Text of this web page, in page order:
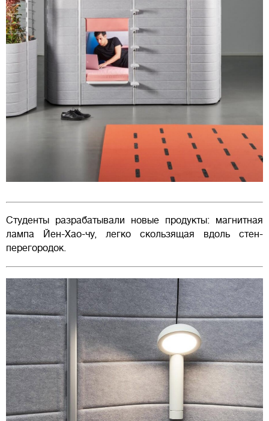
Студенты разрабатывали новые продукты: магнитная
лампа Йен-Хао-чу, легко скользящая вдоль стен-
перегородок.